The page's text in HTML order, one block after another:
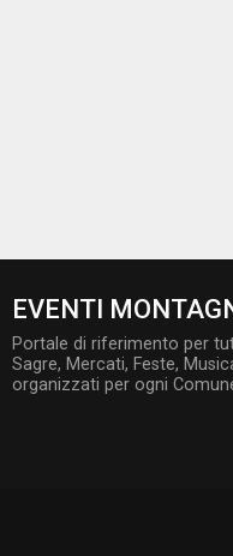
EVENTI
Portale di riferimento per
Sagre, Mercati, Feste,
organizzati per ogni